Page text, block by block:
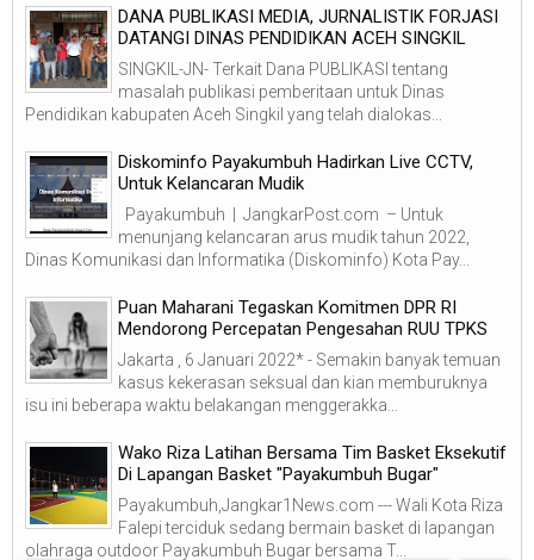
DANA PUBLIKASI MEDIA, JURNALISTIK FORJASI
DATANGI DINAS PENDIDIKAN ACEH SINGKIL
SINGKIL-JN- Terkait Dana PUBLIKASI tentang
masalah publikasi pemberitaan untuk Dinas
Pendidikan kabupaten Aceh Singkil yang telah dialokas...
Diskominfo Payakumbuh Hadirkan Live CCTV,
Untuk Kelancaran Mudik
Payakumbuh | JangkarPost.com – Untuk
menunjang kelancaran arus mudik tahun 2022,
Dinas Komunikasi dan Informatika (Diskominfo) Kota Pay...
Puan Maharani Tegaskan Komitmen DPR RI
Mendorong Percepatan Pengesahan RUU TPKS
Jakarta , 6 Januari 2022* - Semakin banyak temuan
kasus kekerasan seksual dan kian memburuknya
isu ini beberapa waktu belakangan menggerakka...
Wako Riza Latihan Bersama Tim Basket Eksekutif
Di Lapangan Basket "Payakumbuh Bugar"
Payakumbuh,Jangkar1News.com --- Wali Kota Riza
Falepi terciduk sedang bermain basket di lapangan
olahraga outdoor Payakumbuh Bugar bersama T...